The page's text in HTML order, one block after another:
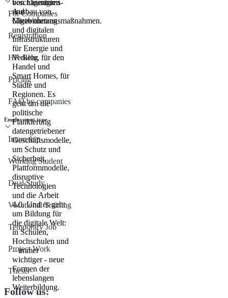
beschleunigten
Ausbau von
Gigabitnetzen
und digitalen
Infrastrukturen
für Energie und
Verkehr, für den
Handel und
Smart Homes, für
Städte und
Regionen. Es
geht um die
politische
Flankierung
datengetriebener
Geschäftsmodelle,
um Schutz und
Sicherheit,
Plattformmodelle,
disruptive
Technologien
und die Arbeit
4.0. Und es geht
um Bildung für
die digitale Welt:
in Schulen,
Hochschulen und
– immer
wichtiger - neue
Formen der
lebenslangen
Weiterbildung.
von Eigentums-
und
Mietwohnungsmaßnahmen.
For Companies
Registration
HR-Blog
Pricing
FAQ by companies
Employment type
Internship
Working Student
Dual Study
Vocational Training
Temporary Job
Project Work
Thesis
Follow us: